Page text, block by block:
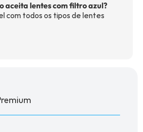
aceita lentes com filtro azul?
com todos os tipos de lentes